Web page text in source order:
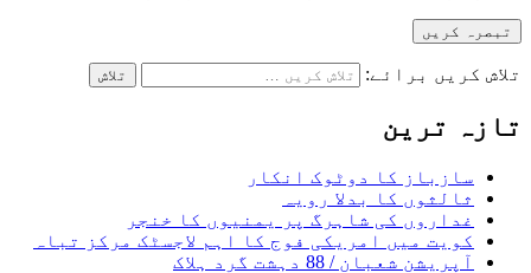
تلاش کریں برائے:
تازہ ترین
سازباز کا دوٹوک انکار
ثالثوں کا بدلا رویہ
غداروں کی شاہرگ پر یمنیوں کا خنجر
کویت میں امریکی فوج کا اہم لاجسٹک مرکز تباہ
آپریشن شعبان / 88 دہشت گرد ہلاک